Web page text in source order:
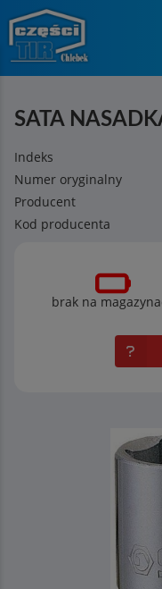
SATA
Indeks
Numer oryginalny
Producent
Kod producenta
brak na